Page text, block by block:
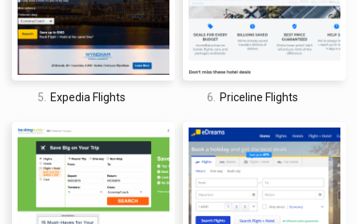
David Jones
traveled the world twice, so I am sharing my firsthand
time abroad.
5. Expedia Flights 6. Priceline Flights